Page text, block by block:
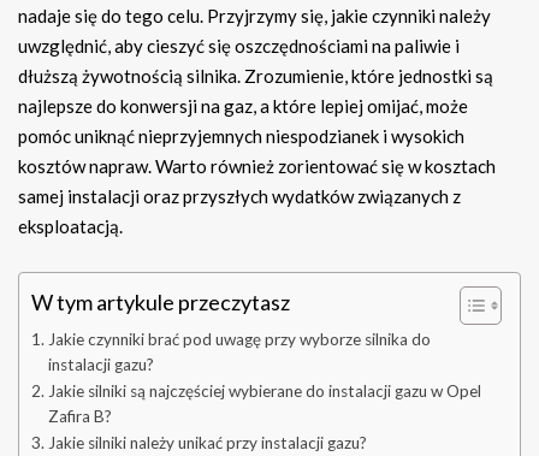
nadaje się do tego celu. Przyjrzymy się, jakie czynniki należy
uwzględnić, aby cieszyć się oszczędnościami na paliwie i
dłuższą żywotnością silnika. Zrozumienie, które jednostki są
najlepsze do konwersji na gaz, a które lepiej omijać, może
pomóc uniknąć nieprzyjemnych niespodzianek i wysokich
kosztów napraw. Warto również zorientować się w kosztach
samej instalacji oraz przyszłych wydatków związanych z
eksploatacją.
W tym artykule przeczytasz
Jakie czynniki brać pod uwagę przy wyborze silnika do
instalacji gazu?
Jakie silniki są najczęściej wybierane do instalacji gazu w Opel
Zafira B?
Jakie silniki należy unikać przy instalacji gazu?